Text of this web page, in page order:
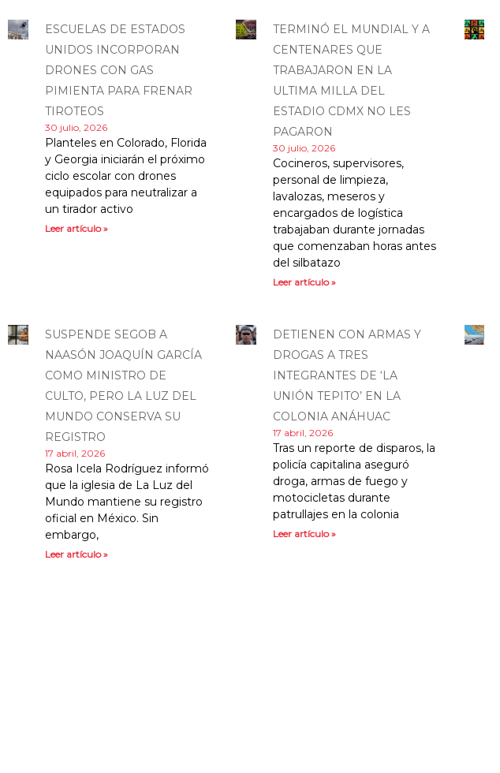
ESCUELAS DE ESTADOS
UNIDOS INCORPORAN
DRONES CON GAS
PIMIENTA PARA FRENAR
TIROTEOS
30 julio, 2026
Planteles en Colorado, Florida
y Georgia iniciarán el próximo
ciclo escolar con drones
equipados para neutralizar a
un tirador activo
Leer artículo »
TERMINÓ EL MUNDIAL Y A
CENTENARES QUE
TRABAJARON EN LA
ULTIMA MILLA DEL
ESTADIO CDMX NO LES
PAGARON
30 julio, 2026
Cocineros, supervisores,
personal de limpieza,
lavalozas, meseros y
encargados de logística
trabajaban durante jornadas
que comenzaban horas antes
del silbatazo
Leer artículo »
SUSPENDE SEGOB A
NAASÓN JOAQUÍN GARCÍA
COMO MINISTRO DE
CULTO, PERO LA LUZ DEL
MUNDO CONSERVA SU
REGISTRO
17 abril, 2026
Rosa Icela Rodríguez informó
que la iglesia de La Luz del
Mundo mantiene su registro
oficial en México. Sin
embargo,
Leer artículo »
DETIENEN CON ARMAS Y
DROGAS A TRES
INTEGRANTES DE ‘LA
UNIÓN TEPITO’ EN LA
COLONIA ANÁHUAC
17 abril, 2026
Tras un reporte de disparos, la
policía capitalina aseguró
droga, armas de fuego y
motocicletas durante
patrullajes en la colonia
Leer artículo »